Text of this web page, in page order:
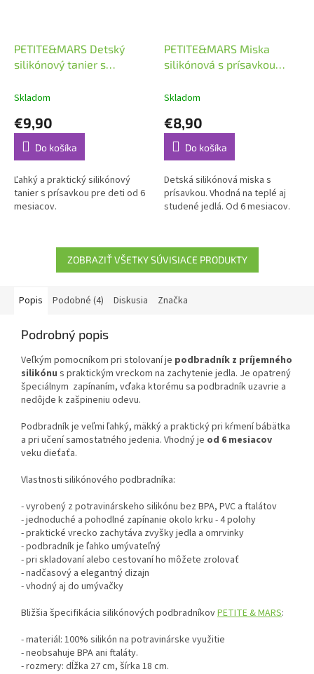
PETITE&MARS Detský
silikónový tanier s
Dusty Rose 6m+
Skladom
€9,90
Do košíka
Ľahký a praktický silikónový
tanier s prísavkou pre deti od 6
mesiacov.
PETITE&MARS Miska
silikónová s prísavkou
6m+
Skladom
€8,90
Do košíka
Detská silikónová miska s
prísavkou. Vhodná na teplé aj
studené jedlá. Od 6 mesiacov.
ZOBRAZIŤ VŠETKY SÚVISIACE PRODUKTY
Popis Podobné (4) Diskusia Značka
Podrobný popis
Veľkým pomocníkom pri stolovaní je podbradník z príjemného
silikónu s praktickým vreckom na zachytenie jedla. Je opatrený
špeciálnym zapínaním, vďaka ktorému sa podbradník uzavrie a
nedôjde k zašpineniu odevu.
Podbradník je veľmi ľahký, mäkký a praktický pri kŕmení bábätka
a pri učení samostatného jedenia. Vhodný je od 6 mesiacov
veku dieťaťa.
Vlastnosti silikónového podbradníka:
- vyrobený z potravinárskeho silikónu bez BPA, PVC a ftalátov
- jednoduché a pohodlné zapínanie okolo krku - 4 polohy
- praktické vrecko zachytáva zvyšky jedla a omrvinky
- podbradník je ľahko umývateľný
- pri skladovaní alebo cestovaní ho môžete zrolovať
- nadčasový a elegantný dizajn
- vhodný aj do umývačky
Bližšia špecifikácia silikónových podbradníkovPETITE & MARS:
- materiál: 100% silikón na potravinárske využitie
- neobsahuje BPA ani ftaláty.
- rozmery: dĺžka 27 cm, šírka 18 cm.